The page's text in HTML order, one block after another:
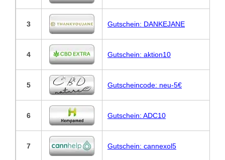
3 Gutschein: DANKEJANE
4 Gutschein: aktion10
5 Gutscheincode: neu-5€
6 Gutschein: ADC10
7 Gutschein: cannexol5